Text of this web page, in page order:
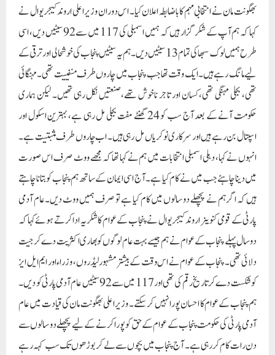
بھگونت مان نے انتخابی مہم کا باضابطہ اعلان کیا۔ اس دوران وزیر اعلی اروند کیجریوال نے
کہا کہ ہم آپ کے شکر گزار ہیں کہ ہمیں اسمبلی کی 117 میں سے 92 سیٹیں دیں، اسی
طرح ہمیں لوک سبھا کی تمام 13 سیٹیں دیں۔ ہم یہ سیٹیں پنجاب کی خوشحالی اور ترقی کے
لیے مانگ رہے ہیں۔ ایک وقت تھا جب پنجاب میں چاروں طرف منفییت تھی۔ مہنگائی
تھی، بجلی مہنگی تھی، کسان اور تاجر ناخوش تھے،صنعتیں نکل رہی تھیں۔ لیکن ہماری
حکومت آنے کے بعد آج سب کو 24 گھنٹے مفت بجلی مل رہی ہے، بہترین اسکول اور
اسپتال بن رہے ہیں اور سرکاری نوکریاں مل رہی ہیں۔ اب چاروں طرف مثبتیت ہے۔
انہوں نے کہا، دہلی اسمبلی انتخابات میں ہم نے کہا تھا کہ مجھے ووٹ صرف اس صورت
میں دینا چاہئے جب میں نے کام کیا ہے۔ آج اسی ایمان کے ساتھ ہم پنجاب کو بتانا چاہتے
ہیں کہ اگر ہم نے پچھلے دو سالوں میں کام کیا ہے تو صرف ہمیں ووٹ دیں۔عام آدمی
پارٹی کے قومی کنوینر اروند کیجریوال نے پنجاب کے عوام کا شکریہ ادا کرتے ہوئے کہا کہ
دو سال پہلے پنجاب کے عوام نے ہم جیسے بہت عام لوگوں کو بھاری اکثریت دے کر جیت
دلائی تھی۔ پنجاب کے عوام نے اس وقت کے بیشتر مشہور لیڈروں، وزراء اور ایم ایل ایز
کو شکست دے کر تاریخ رقم کی تھی اور 117 میں سے 92 سیٹیں عام آدمی پارٹی کو دیں ۔
ہم پنجاب کے عوام کا احسان پورا نہیں کر سکتے۔ وزیر اعلی بھگونت مان کی قیادت میں عام
آدمی پارٹی کی حکومت پنجاب کے عوام کے حق کو پورا کرنے کے لیے پچھلے دو سالوں سے
دن رات کام کر رہی ہے۔ آج پنجاب میں بچوں سے لے کر بوڑھوں تک سب کہہ رہے